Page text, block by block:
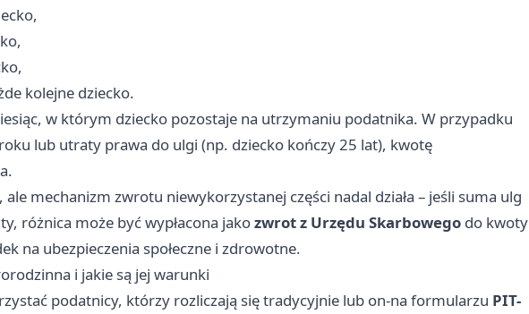
kolejne dziecko.
w którym dziecko pozostaje na utrzymaniu podatnika. W przypadku
lub utraty prawa do ulgi (np. dziecko kończy 25 lat), kwotę
mechanizm zwrotu niewykorzystanej części nadal działa – jeśli suma ulg
różnica może być wypłacona jakozwrot z Urzędu Skarbowego do kwoty
na ubezpieczenia społeczne i zdrowotne.
i jakie są jej warunki
podatnicy, którzy rozliczają się tradycyjnie lub on-na formularzu PIT-